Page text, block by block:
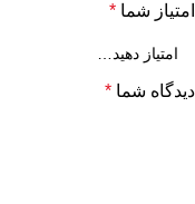
امتیاز شما *
دیدگاه شما *